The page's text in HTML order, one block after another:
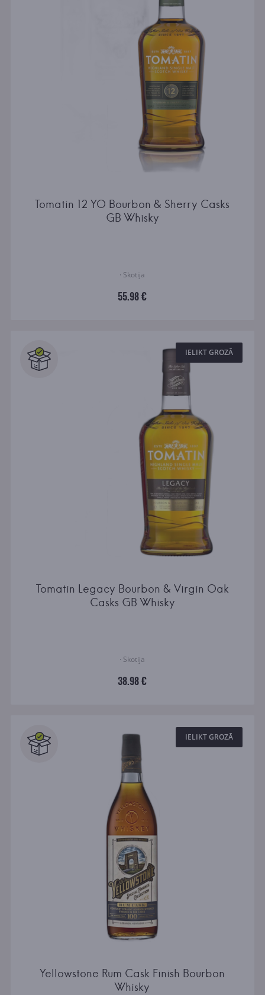
Tomatin 12 YO Bourbon & Sherry Casks
GB Whisky
· Skotija
55.98 €
IELIKT GROZĀ
Tomatin Legacy Bourbon & Virgin Oak
Casks GB Whisky
· Skotija
38.98 €
IELIKT GROZĀ
Yellowstone Rum Cask Finish Bourbon
Whisky